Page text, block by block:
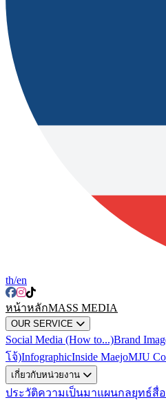
th/en
หน้าหลักMASS MEDIA
OUR SERVICE
Social Media (How to...)Brand
โจ้)InfographicInside MaejoMJU
เกี่ยวกับหน่วยงาน
ประวัติความเป็นมาแผนกลยุทธ์สื่